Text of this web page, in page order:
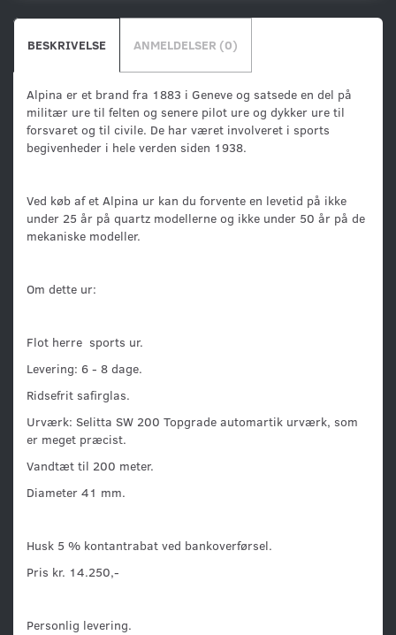
BESKRIVELSE ANMELDELSER (0)
Alpina er et brand fra 1883 i Geneve og satsede en del på
militær ure til felten og senere pilot ure og dykker ure til
forsvaret og til civile. De har været involveret i sports
begivenheder i hele verden siden 1938.
Ved køb af et Alpina ur kan du forvente en levetid på ikke
under 25 år på quartz modellerne og ikke under 50 år på de
mekaniske modeller.
Om dette ur:
Flot herre sports ur.
Levering: 6 - 8 dage.
Ridsefrit safirglas.
Urværk: Selitta SW 200 Topgrade automartik urværk, som
er meget præcist.
Vandtæt til 200 meter.
Diameter 41 mm.
Husk 5 % kontantrabat ved bankoverførsel.
Pris kr. 14.250,-
Personlig levering.